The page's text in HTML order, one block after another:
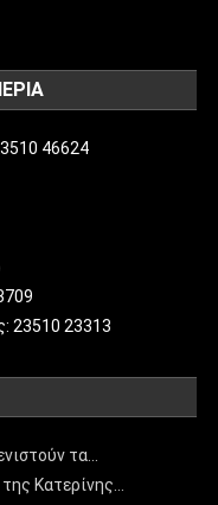
46624
23510 23313
τα…
Κατερίνης…